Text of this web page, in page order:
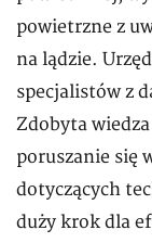
powietrzne z
na lądzie.
specjalistów z
Zdobyta
poruszanie się
dotyczących
duży krok dla